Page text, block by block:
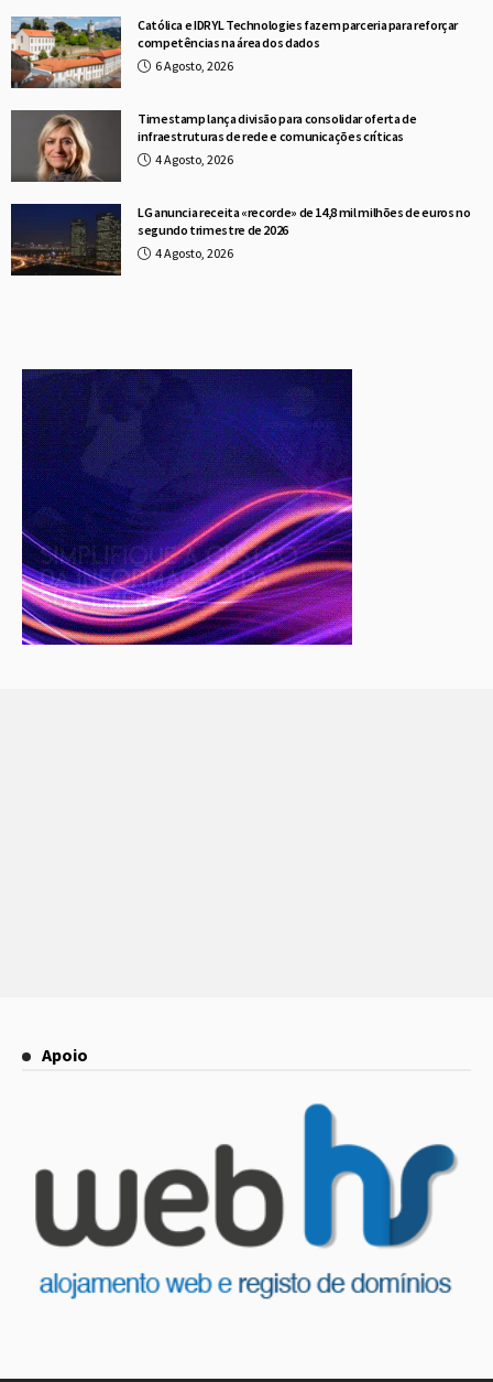
Católica e IDRYL Technologies fazem parceria para reforçar
competências na área dos dados
6 Agosto, 2026
Timestamp lança divisão para consolidar oferta de
infraestruturas de rede e comunicações críticas
4 Agosto, 2026
LG anuncia receita «recorde» de 14,8 mil milhões de euros no
segundo trimestre de 2026
4 Agosto, 2026
Apoio